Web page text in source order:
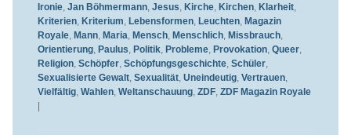
Ironie, Jan Böhmermann, Jesus Kirche, Kirchen, Klarheit,
Kriterien, Kriterium Lebensformen, Leuchten, Magazin
Royale, Mann, Maria Mensch, Menschlich, Missbrauch,
Orientierung, Paulus Politik, Probleme, Provokation, Queer,
Religion, Schöpfer, Schöpfungsgeschichte, Schüler,
Sexualisierte Gewalt, Sexualität, Uneindeutig, Vertrauen,
Vielfältig, Wahlen, Weltanschauung, ZDF, ZDF Magazin Royale
|